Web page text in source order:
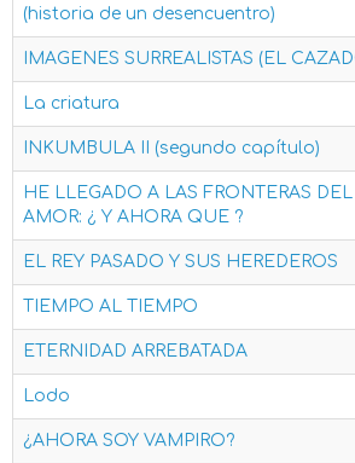
(historia de un desencuentro)
IMAGENES SURREALISTAS (EL
La criatura
INKUMBULA II (segundo capítulo)
HE LLEGADO A LAS FRONTERAS DEL
AMOR: ¿ Y AHORA QUE ?
EL REY PASADO Y SUS HEREDEROS
TIEMPO AL TIEMPO
ETERNIDAD ARREBATADA
Lodo
¿AHORA SOY VAMPIRO?